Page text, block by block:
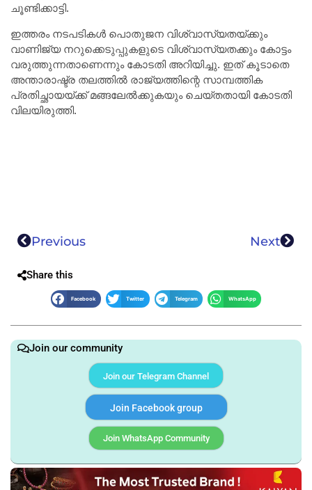
ചൂണ്ടിക്കാട്ടി.
ഇത്തരം നടപടികൾ പൊതുജന വിശ്വാസ്യതയ്ക്കും
വാണിജ്യ നറുക്കെടുപ്പുകളുടെ വിശ്വാസ്യതക്കും കോട്ടം
വരുത്തുന്നതാണെന്നും കോടതി അറിയിച്ചു. ഇത് കൂടാതെ
അന്താരാഷ്ട്ര തലത്തിൽ രാജ്യത്തിന്റെ സാമ്പത്തിക
പ്രതിച്ഛായയ്ക്ക് മങ്ങലേൽക്കുകയും ചെയ്തതായി കോടതി
വിലയിരുത്തി.
Previous Next
Share this
Facebook Twitter Telegram WhatsApp
Join our community
Join our Telegram Channel
Join Facebook group
Join WhatsApp Community